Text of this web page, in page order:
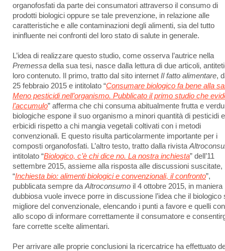
organofosfati da parte dei consumatori attraverso il consumo di
prodotti biologici oppure se tale prevenzione, in relazione alle
caratteristiche e alle contaminazioni degli alimenti, sia del tutto
ininfluente nei confronti del loro stato di salute in generale.
L’idea di realizzare questo studio, come osserva l’autrice nella
Premessa della sua tesi, nasce dalla lettura di due articoli,
loro contenuto. Il primo, tratto dal sito internet Il fatto alimentare,
25 febbraio 2015 e intitolato “Consumare biologico fa bene alla
Meno pesticidi nell’organismo. Pubblicato il primo studio che
l’accumulo” afferma che chi consuma abitualmente frutta e
biologiche espone il suo organismo a minori quantità di pesticidi
erbicidi rispetto a chi mangia vegetali coltivati con i metodi
convenzionali. E questo risulta particolarmente importante per i
composti organofosfati. L’altro testo, tratto dalla rivista
intitolato “Biologico, c’è chi dice no. La nostra inchiesta” dell’11
settembre 2015, assieme alla risposta alle discussioni suscitate,
“Inchiesta bio: alimenti biologici e convenzionali, il confronto”,
pubblicata sempre da Altroconsumo il 4 ottobre 2015, in maniera
dubbiosa vuole invece porre in discussione l’idea che il biologico
migliore del convenzionale, elencando i punti a favore e quelli
allo scopo di informare correttamente il consumatore e
fare corrette scelte alimentari.
Per arrivare alle proprie conclusioni la ricercatrice ha effettuato